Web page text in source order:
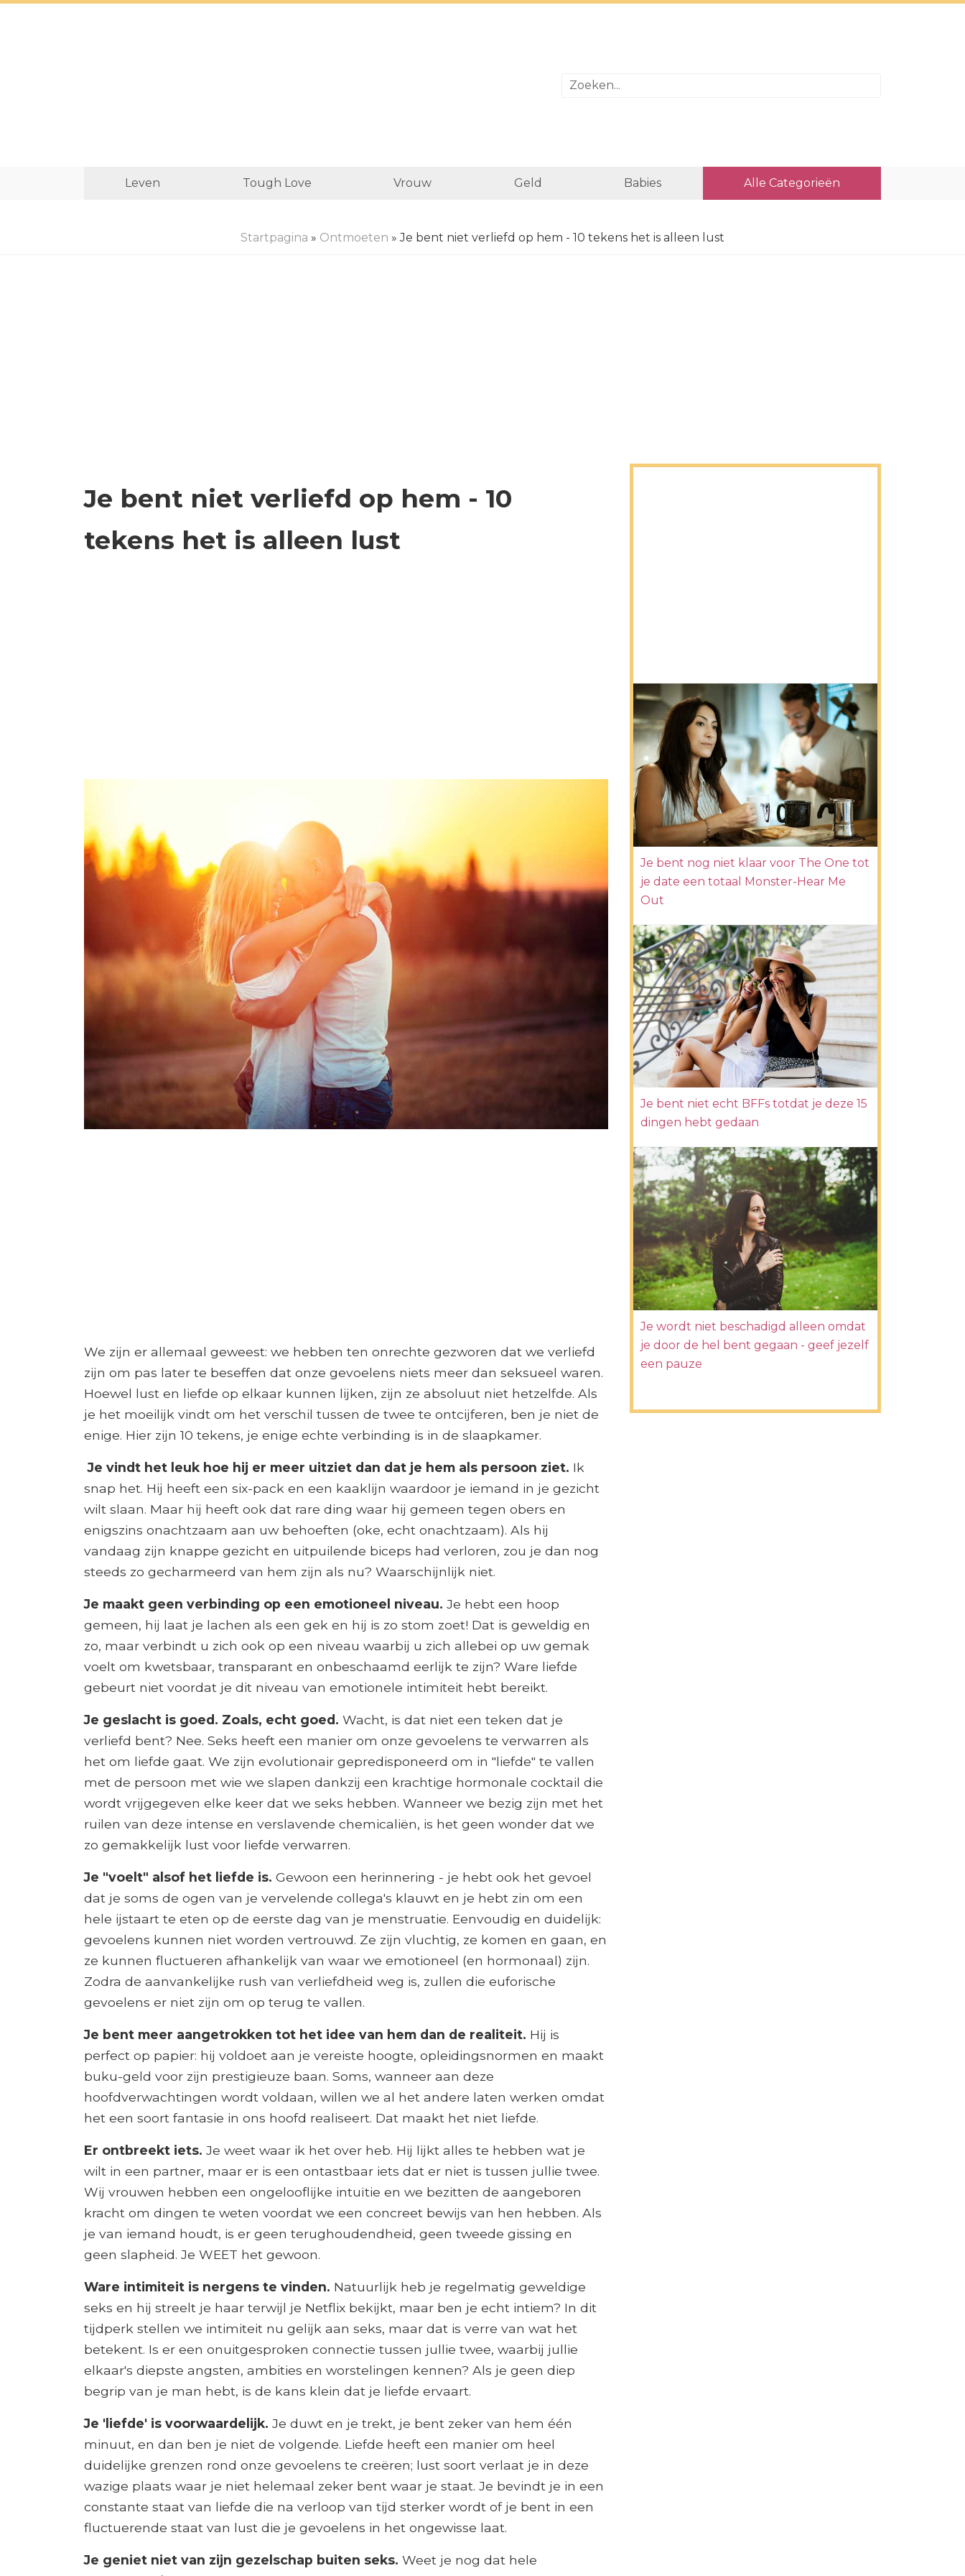
Leven Tough Love Vrouw Geld Babies Alle Categorieën
Startpagina » Ontmoeten » Je bent niet verliefd op hem - 10 tekens het is alleen lust
Je bent niet verliefd op hem - 10
tekens het is alleen lust
We zijn er allemaal geweest: we hebben ten onrechte gezworen dat we verliefd
zijn om pas later te beseffen dat onze gevoelens niets meer dan seksueel waren.
Hoewel lust en liefde op elkaar kunnen lijken, zijn ze absoluut niet hetzelfde. Als
je het moeilijk vindt om het verschil tussen de twee te ontcijferen, ben je niet de
enige. Hier zijn 10 tekens, je enige echte verbinding is in de slaapkamer.
Je vindt het leuk hoe hij er meer uitziet dan dat je hem als persoon ziet. Ik
snap het. Hij heeft een six-pack en een kaaklijn waardoor je iemand in je gezicht
wilt slaan. Maar hij heeft ook dat rare ding waar hij gemeen tegen obers en
enigszins onachtzaam aan uw behoeften (oke, echt onachtzaam). Als hij
vandaag zijn knappe gezicht en uitpuilende biceps had verloren, zou je dan nog
steeds zo gecharmeerd van hem zijn als nu? Waarschijnlijk niet.
Je maakt geen verbinding op een emotioneel niveau. Je hebt een hoop
gemeen, hij laat je lachen als een gek en hij is zo stom zoet! Dat is geweldig en
zo, maar verbindt u zich ook op een niveau waarbij u zich allebei op uw gemak
voelt om kwetsbaar, transparant en onbeschaamd eerlijk te zijn? Ware liefde
gebeurt niet voordat je dit niveau van emotionele intimiteit hebt bereikt.
Je geslacht is goed. Zoals, echt goed. Wacht, is dat niet een teken dat je
verliefd bent? Nee. Seks heeft een manier om onze gevoelens te verwarren als
het om liefde gaat. We zijn evolutionair gepredisponeerd om in "liefde" te vallen
met de persoon met wie we slapen dankzij een krachtige hormonale cocktail die
wordt vrijgegeven elke keer dat we seks hebben. Wanneer we bezig zijn met het
ruilen van deze intense en verslavende chemicaliën, is het geen wonder dat we
zo gemakkelijk lust voor liefde verwarren.
Je "voelt" alsof het liefde is. Gewoon een herinnering - je hebt ook het gevoel
dat je soms de ogen van je vervelende collega's klauwt en je hebt zin om een ​​
hele ijstaart te eten op de eerste dag van je menstruatie. Eenvoudig en duidelijk:
gevoelens kunnen niet worden vertrouwd. Ze zijn vluchtig, ze komen en gaan, en
ze kunnen fluctueren afhankelijk van waar we emotioneel (en hormonaal) zijn.
Zodra de aanvankelijke rush van verliefdheid weg is, zullen die euforische
gevoelens er niet zijn om op terug te vallen.
Je bent meer aangetrokken tot het idee van hem dan de realiteit. Hij is
perfect op papier: hij voldoet aan je vereiste hoogte, opleidingsnormen en maakt
buku-geld voor zijn prestigieuze baan. Soms, wanneer aan deze
hoofdverwachtingen wordt voldaan, willen we al het andere laten werken omdat
het een soort fantasie in ons hoofd realiseert. Dat maakt het niet liefde.
Er ontbreekt iets. Je weet waar ik het over heb. Hij lijkt alles te hebben wat je
wilt in een partner, maar er is een ontastbaar iets dat er niet is tussen jullie twee.
Wij vrouwen hebben een ongelooflijke intuïtie en we bezitten de aangeboren
kracht om dingen te weten voordat we een concreet bewijs van hen hebben. Als
je van iemand houdt, is er geen terughoudendheid, geen tweede gissing en
geen slapheid. Je WEET het gewoon.
Ware intimiteit is nergens te vinden. Natuurlijk heb je regelmatig geweldige
seks en hij streelt je haar terwijl je Netflix bekijkt, maar ben je echt intiem? In dit
tijdperk stellen we intimiteit nu gelijk aan seks, maar dat is verre van wat het
betekent. Is er een onuitgesproken connectie tussen jullie twee, waarbij jullie
elkaar's diepste angsten, ambities en worstelingen kennen? Als je geen diep
begrip van je man hebt, is de kans klein dat je liefde ervaart.
Je 'liefde' is voorwaardelijk. Je duwt en je trekt, je bent zeker van hem één
minuut, en dan ben je niet de volgende. Liefde heeft een manier om heel
duidelijke grenzen rond onze gevoelens te creëren; lust soort verlaat je in deze
wazige plaats waar je niet helemaal zeker bent waar je staat. Je bevindt je in een
constante staat van liefde die na verloop van tijd sterker wordt of je bent in een
fluctuerende staat van lust die je gevoelens in het ongewisse laat.
Je geniet niet van zijn gezelschap buiten seks. Weet je nog dat hele
Je bent nog niet klaar voor The One tot
je date een totaal Monster-Hear Me
Out
Je bent niet echt BFFs totdat je deze 15
dingen hebt gedaan
Je wordt niet beschadigd alleen omdat
je door de hel bent gegaan - geef jezelf
een pauze